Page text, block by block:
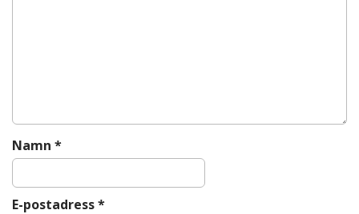
Namn *
E-postadress*